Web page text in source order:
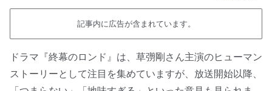
記事内に広告が含まれています。
ドラマ『終幕のロンド』は、草彅剛さん主演のヒューマン
ストーリーとして注目を集めていますが、放送開始以降、